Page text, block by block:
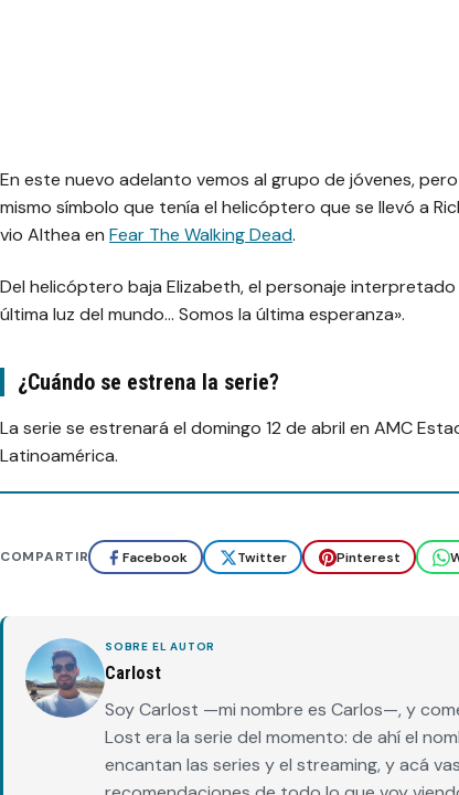
En este nuevo adelanto vemos al grupo de jóvenes,
mismo símbolo que tenía el helicóptero que se llevó a
vio Althea en Fear The Walking Dead.
Del helicóptero baja Elizabeth, el personaje
última luz del mundo… Somos la última esperanza».
¿Cuándo se estrena la serie?
La serie se estrenará el domingo 12 de abril en AMC
Latinoamérica.
COMPARTIR Facebook Twitter Pinterest
SOBRE EL AUTOR
Carlost
Soy Carlost —mi nombre es Carlos—, y
Lost era la serie del momento: de ahí el
encantan las series y el streaming, y acá